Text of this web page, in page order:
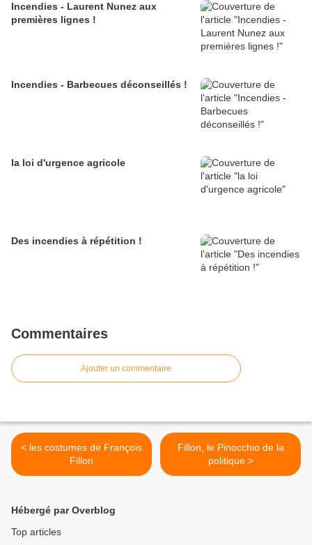
Incendies - Laurent Nunez aux
premières lignes !
Incendies - Barbecues déconseillés !
la loi d'urgence agricole
Des incendies à répétition !
Commentaires
Ajouter un commentaire
< les costumes de François
Fillon
Fillon, le Pinocchio de la
politique >
Hébergé par Overblog
Top articles